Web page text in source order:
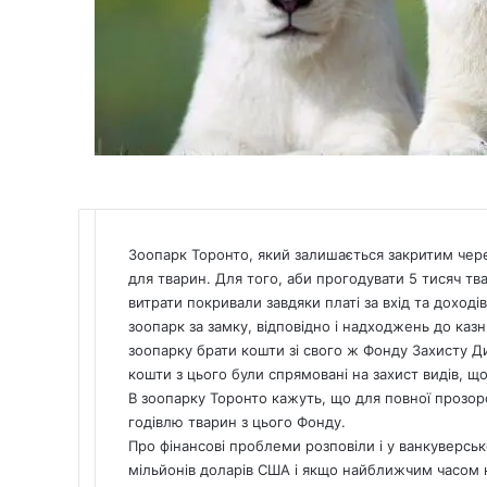
Зоопарк Торонто, який залишається закритим
для тварин. Для того, аби прогодувати 5 тисяч
витрати покривали завдяки платі за вхід та
зоопарк за замку, відповідно і надходжень до
зоопарку брати кошти зі свого ж Фонду Захисту
кошти з цього були спрямовані на захист видів,
В зоопарку Торонто кажуть, що для повної
годівлю тварин з цього Фонду.
Про фінансові проблеми розповіли і у
мільйонів доларів США і якщо найближчим часом